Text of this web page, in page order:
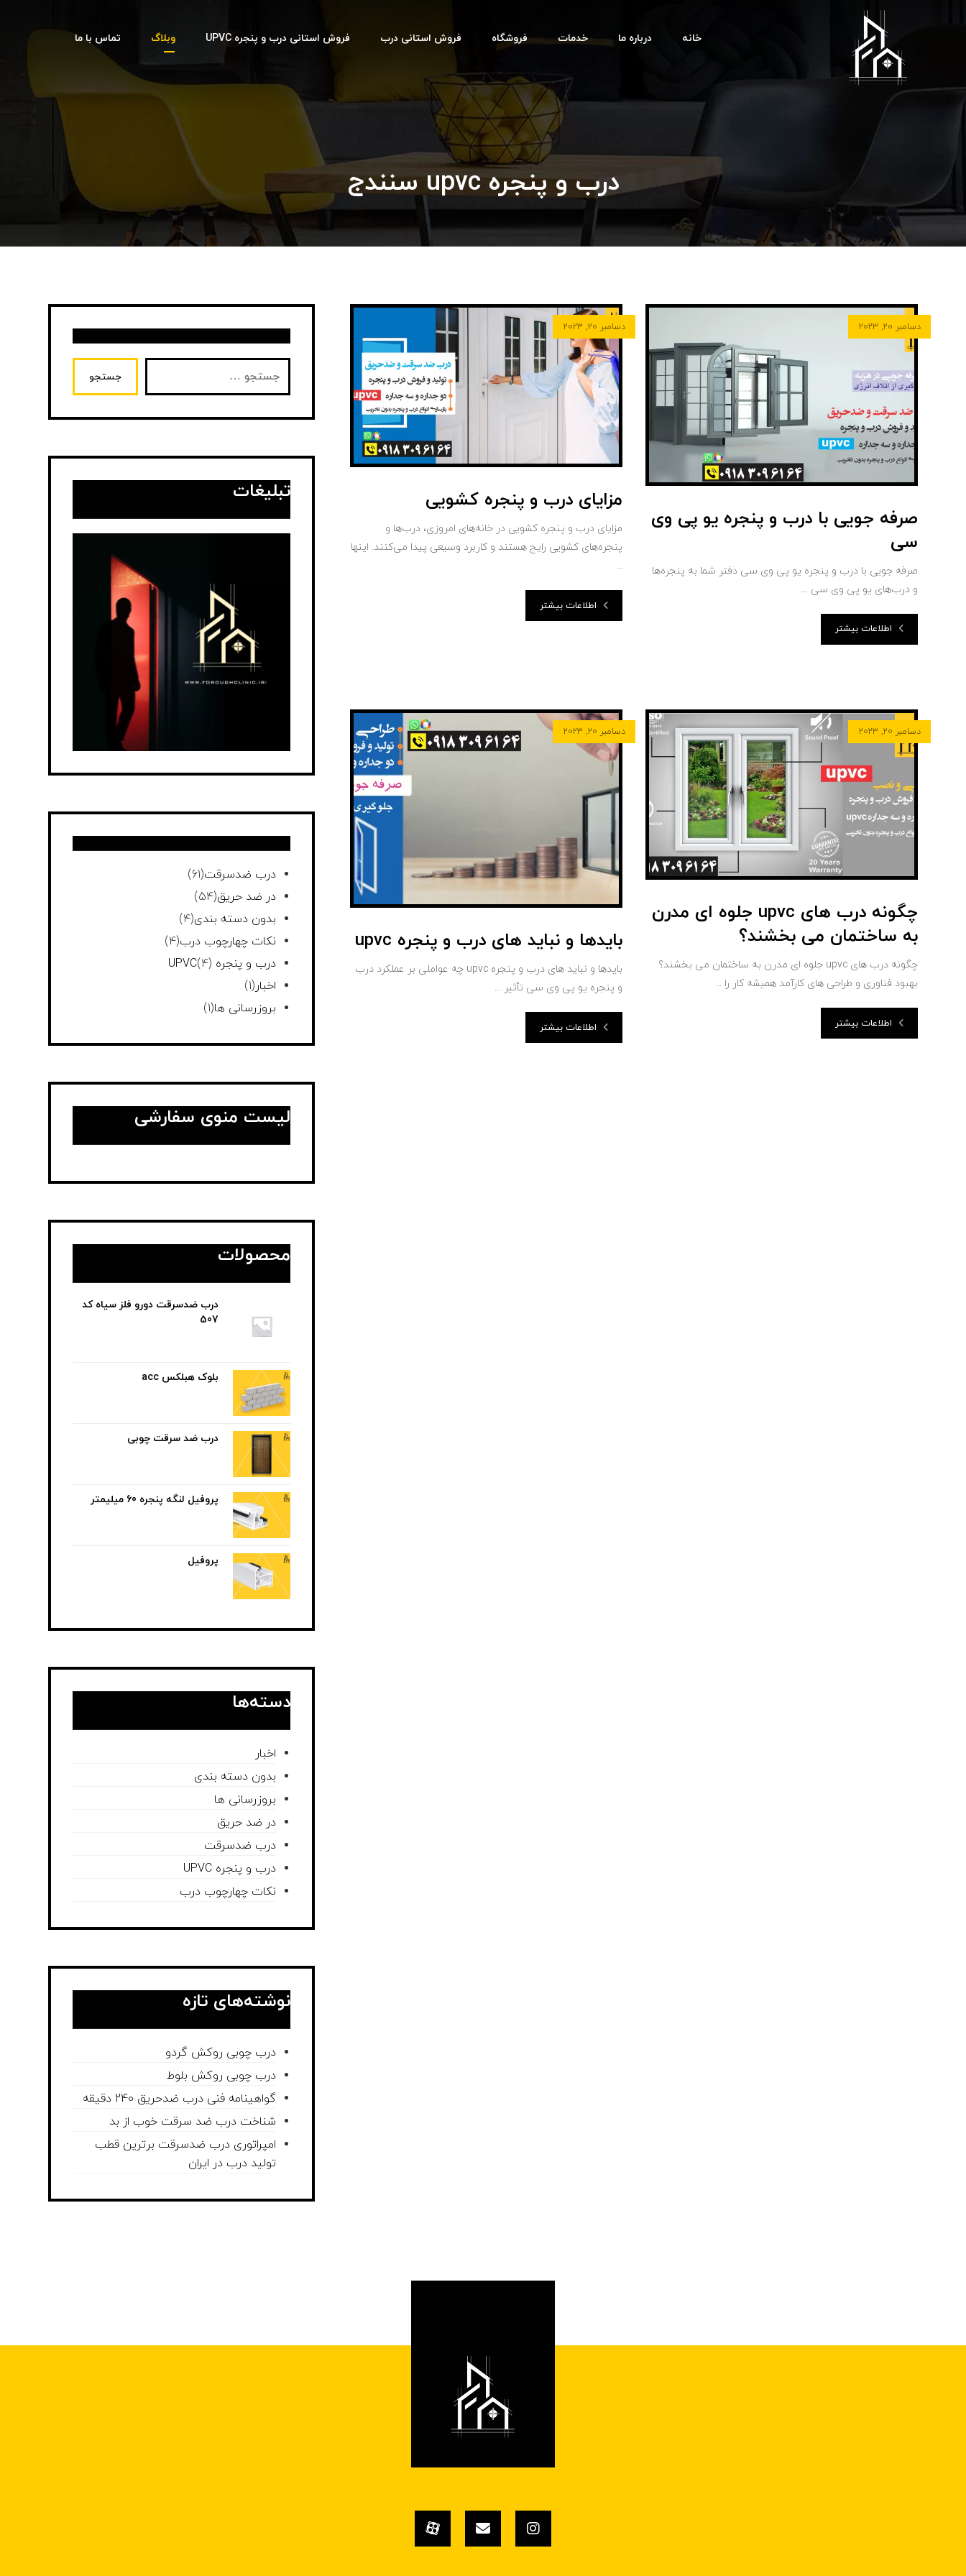
خانه درباره ما خدمات فروشگاه فروش استانی درب فروش استانی درب و پنجره UPVC وبلاگ تماس با ما
درب و پنجره upvc سنندج
صرفه جویی با درب و پنجره یو پی وی
سی
دسامبر ۲۰, ۲۰۲۳
صرفه جویی با درب و پنجره یو پی وی سی دفتر شما به پنجره‌ها
و درب‌های یو پی وی سی ...
اطلاعات بیشتر
مزایای درب و پنجره کشویی
دسامبر ۲۰, ۲۰۲۳
مزایای درب و پنجره کشویی در خانه‌های امروزی، درب‌ها و
پنجره‌های کشویی رایج هستند و کاربرد وسیعی پیدا می‌کنند. اینها
...
اطلاعات بیشتر
چگونه درب های upvc جلوه ای مدرن
به ساختمان می بخشند؟
دسامبر ۲۰, ۲۰۲۳
چگونه درب های upvc جلوه ای مدرن به ساختمان می بخشند؟
بهبود فناوری و طراحی های کارآمد همیشه کار را ...
اطلاعات بیشتر
بایدها و نباید های درب و پنجره upvc
دسامبر ۲۰, ۲۰۲۳
بایدها و نباید های درب و پنجره upvc چه عواملی بر عملکرد درب
و پنجره یو پی وی سی تأثیر ...
اطلاعات بیشتر
جستجو
تبلیغات
درب ضدسرقت(61)
در ضد حریق(54)
بدون دسته بندی(4)
نکات چهارچوب درب(4)
درب و پنجره UPVC (4)
اخبار(1)
بروزرسانی ها(1)
لیست منوی سفارشی
محصولات
درب ضدسرقت دورو فلز سیاه کد
507
بلوک هبلکس acc
درب ضد سرقت چوبی
پروفیل لنگه پنجره 60 میلیمتر
پروفیل
دسته‌ها
اخبار
بدون دسته بندی
بروزرسانی ها
در ضد حریق
درب ضدسرقت
درب و پنجره UPVC
نکات چهارچوب درب
نوشته‌های تازه
درب چوبی روکش گردو
درب چوبی روکش بلوط
گواهینامه فنی درب ضدحریق 240 دقیقه
شناخت درب ضد سرقت خوب از بد
امپراتوری درب ضدسرقت برترین قطب
تولید درب در ایران